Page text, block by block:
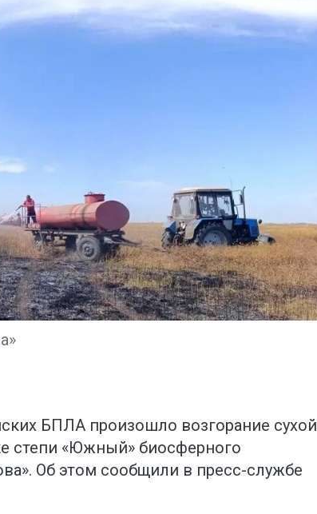
БПЛА произошло возгорание сухой
степи «Южный» биосферного
Об этом сообщили в пресс-службе